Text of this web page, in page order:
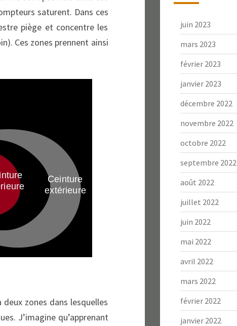
saturent. Dans ces
piège et concentre les
Ces zones prennent ainsi
zones dans lesquelles
J’imagine qu’apprenant
juin 2023
mars 2023
février 2023
janvier 2023
décembre 2022
novembre 2022
octobre 2022
septembre 2022
août 2022
juillet 2022
juin 2022
mai 2022
avril 2022
mars 2022
février 2022
janvier 2022